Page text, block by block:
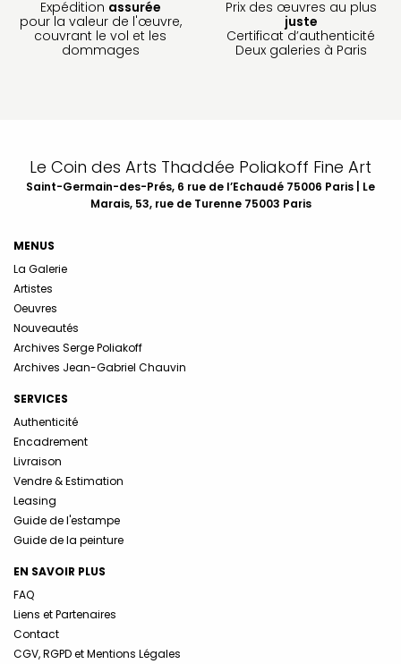
Expédition assurée
pour la valeur de l'œuvre,
couvrant le vol et les
dommages
Prix des œuvres au plus
juste
Certificat d’authenticité
Deux galeries à Paris
Le Coin des Arts Thaddée Poliakoff Fine Art
Saint-Germain-des-Prés, 6 rue de l’Echaudé 75006 Paris | Le
Marais, 53, rue de Turenne 75003 Paris
MENUS
La Galerie
Artistes
Oeuvres
Nouveautés
Archives Serge Poliakoff
Archives Jean-Gabriel Chauvin
SERVICES
Authenticité
Encadrement
Livraison
Vendre & Estimation
Leasing
Guide de l'estampe
Guide de la peinture
EN SAVOIR PLUS
FAQ
Liens et Partenaires
Contact
CGV, RGPD et Mentions Légales